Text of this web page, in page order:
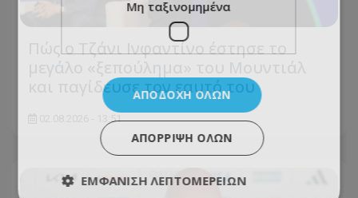
Πώς ο Τζάνι Ινφαντίνο έστησε το
και παγίδευσε τον εαυτό του
02.08.2026 - 13:51
Μη ταξινομημένα
ΑΠΟΔΟΧΉ ΌΛΩΝ
ΑΠΌΡΡΙΨΗ ΌΛΩΝ
ΕΜΦΆΝΙΣΗ ΛΕΠΤΟΜΕΡΕΙΏΝ